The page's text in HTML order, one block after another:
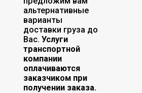
альтернативные
варианты
доставки груза до
Вас. Услуги
транспортной
компании
оплачиваются
заказчиком при
получении заказа.